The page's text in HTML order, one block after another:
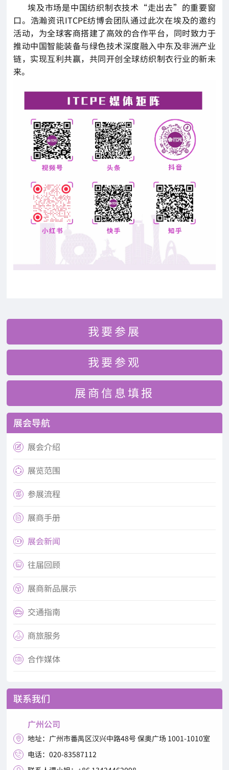
埃及市场是中国纺织制衣技术“走出去”的重要窗
口。浩瀚资讯ITCPE纺博会团队通过此次在埃及的邀约
活动，为全球客商搭建了高效的合作平台，同时致力于
推动中国智能装备与绿色技术深度融入中东及非洲产业
链，实现互利共赢，共同开创全球纺织制衣行业的新未
来。
我要参展
我要参观
展商信息填报
展会导航
 展会介绍
 展览范围
 参展流程
 展商手册
 展会新闻
 往届回顾
 展商新品展示
 交通指南
 商旅服务
 合作媒体
联系我们
广州公司
 地址：广州市番禺区汉兴中路48号 保奥广场 1001-1010室
 电话：020-83587112